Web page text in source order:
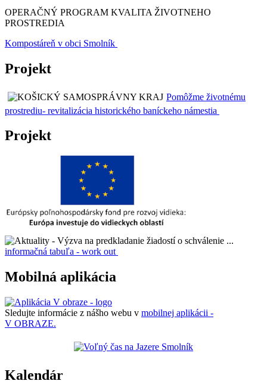
OPERAČNÝ PROGRAM KVALITA ŽIVOTNEHO
PROSTREDIA
Kompostáreň v obci Smolník
Projekt
Pomôžme životnému
prostrediu- revitalizácia historického baníckeho námestia
Projekt
informačná tabuľa - work out
Mobilná aplikácia
Sledujte informácie z nášho webu v mobilnej aplikácii -
V OBRAZE.
Kalendár